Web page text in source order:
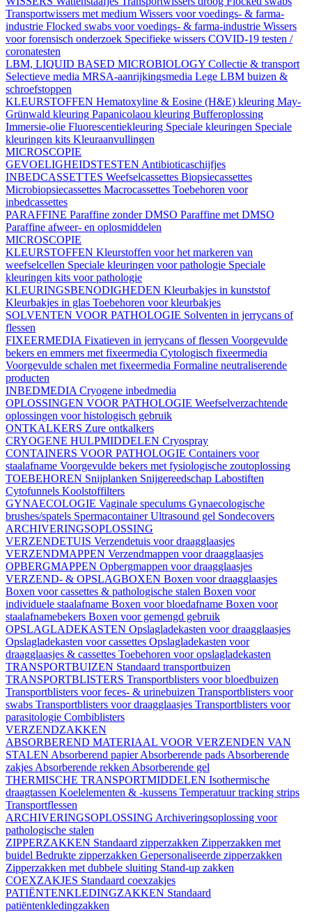
Transportwissers met medium Wissers voor voedings- & farma-
industrie Flocked swabs voor voedings- & farma-industrie Wissers
voor forensisch onderzoek Specifieke wissers COVID-19 testen /
coronatesten
LBM, LIQUID BASED MICROBIOLOGY Collectie & transport
Selectieve media MRSA-aanrijkingsmedia Lege LBM buizen &
schroefstoppen
KLEURSTOFFEN Hematoxyline & Eosine (H&E) kleuring May-
Grünwald kleuring Papanicolaou kleuring Bufferoplossing
Immersie-olie Fluorescentiekleuring Speciale kleuringen Speciale
kleuringen kits Kleuraanvullingen
MICROSCOPIE
GEVOELIGHEIDSTESTEN Antibioticaschijfjes
INBEDCASSETTES Weefselcassettes Biopsiecassettes
Microbiopsiecassettes Macrocassettes Toebehoren voor
inbedcassettes
PARAFFINE Paraffine zonder DMSO Paraffine met DMSO
Paraffine afweer- en oplosmiddelen
MICROSCOPIE
KLEURSTOFFEN Kleurstoffen voor het markeren van
weefselcellen Speciale kleuringen voor pathologie Speciale
kleuringen kits voor pathologie
KLEURINGSBENODIGHEDEN Kleurbakjes in kunststof
Kleurbakjes in glas Toebehoren voor kleurbakjes
SOLVENTEN VOOR PATHOLOGIE Solventen in jerrycans of
flessen
FIXEERMEDIA Fixatieven in jerrycans of flessen Voorgevulde
bekers en emmers met fixeermedia Cytologisch fixeermedia
Voorgevulde schalen met fixeermedia Formaline neutraliserende
producten
INBEDMEDIA Cryogene inbedmedia
OPLOSSINGEN VOOR PATHOLOGIE Weefselverzachtende
oplossingen voor histologisch gebruik
ONTKALKERS Zure ontkalkers
CRYOGENE HULPMIDDELEN Cryospray
CONTAINERS VOOR PATHOLOGIE Containers voor
staalafname Voorgevulde bekers met fysiologische zoutoplossing
TOEBEHOREN Snijplanken Snijgereedschap Labostiften
Cytofunnels Koolstoffilters
GYNAECOLOGIE Vaginale speculums Gynaecologische
brushes/spatels SpermacontainerUltrasound gel Sondecovers
ARCHIVERINGSOPLOSSING
VERZENDETUIS Verzendetuis voor draagglaasjes
VERZENDMAPPEN Verzendmappen voor draagglaasjes
OPBERGMAPPEN Opbergmappen voor draagglaasjes
VERZEND- & OPSLAGBOXEN Boxen voor draagglaasjes
Boxen voor cassettes & pathologische stalen Boxen voor
individuele staalafname Boxen voor bloedafname Boxen voor
staalafnamebekers Boxen voor gemengd gebruik
OPSLAGLADEKASTEN Opslagladekasten voor draagglaasjes
Opslagladekasten voor cassettes Opslagladekasten voor
draagglaasjes & cassettes Toebehoren voor opslagladekasten
TRANSPORTBUIZEN Standaard transportbuizen
TRANSPORTBLISTERS Transportblisters voor bloedbuizen
Transportblisters voor feces- & urinebuizen Transportblisters voor
swabs Transportblisters voor draagglaasjes Transportblisters voor
parasitologie Combiblisters
VERZENDZAKKEN
ABSORBEREND MATERIAAL VOOR VERZENDEN VAN
STALEN Absorberend papierAbsorberende pads Absorberende
zakjes Absorberende rekken Absorberende gel
THERMISCHE TRANSPORTMIDDELEN Isothermische
draagtassen Koelelementen & -kussens Temperatuur tracking strips
Transportflessen
ARCHIVERINGSOPLOSSING Archiveringsoplossing voor
pathologische stalen
ZIPPERZAKKEN Standaard zipperzakken Zipperzakken met
buidel Bedrukte zipperzakken Gepersonaliseerde zipperzakken
Zipperzakken met dubbele sluiting Stand-up zakken
COEXZAKJES Standaard coexzakjes
PATIËNTENKLEDINGZAKKEN Standaard
patiëntenkledingzakken